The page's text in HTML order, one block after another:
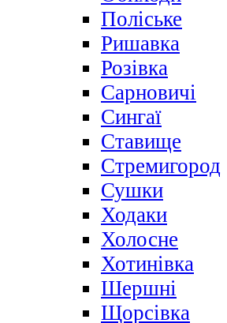
Поліське
Ришавка
Розівка
Сарновичі
Сингаї
Ставище
Стремигород
Сушки
Ходаки
Холосне
Хотинівка
Шершні
Щорсівка